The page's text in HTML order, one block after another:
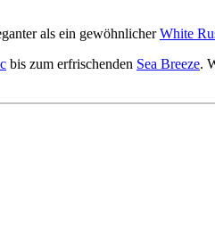
als ein gewöhnlicherWhite
bis zum erfrischenden Sea Breeze.